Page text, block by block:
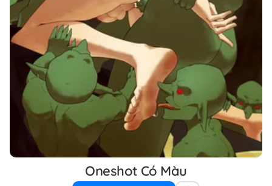
Oneshot Có Màu